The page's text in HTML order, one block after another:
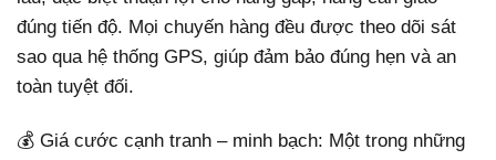
đúng tiến độ. Mọi chuyến hàng đều được theo dõi sát
sao qua hệ thống GPS, giúp đảm bảo đúng hẹn và an
toàn tuyệt đối.
💰 Giá cước cạnh tranh – minh bạch: Một trong những